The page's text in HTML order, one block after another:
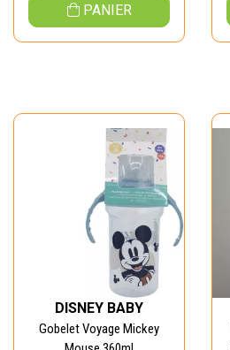
PANIER
DISNEY BABY
Gobelet Voyage Mickey